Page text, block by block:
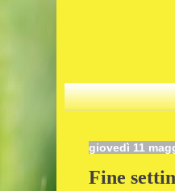
giovedì 11
Fine